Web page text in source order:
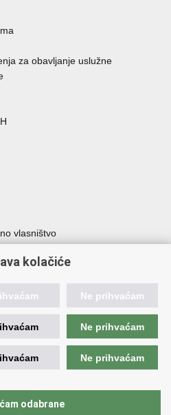
za obavljanje uslužne
vlasništvo
arheologiju u Zadru (MCPA)
kolačiće
Ne prihvaćam
Ne prihvaćam
Ne prihvaćam
odabrane